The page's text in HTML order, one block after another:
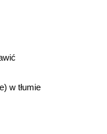
w tłumie